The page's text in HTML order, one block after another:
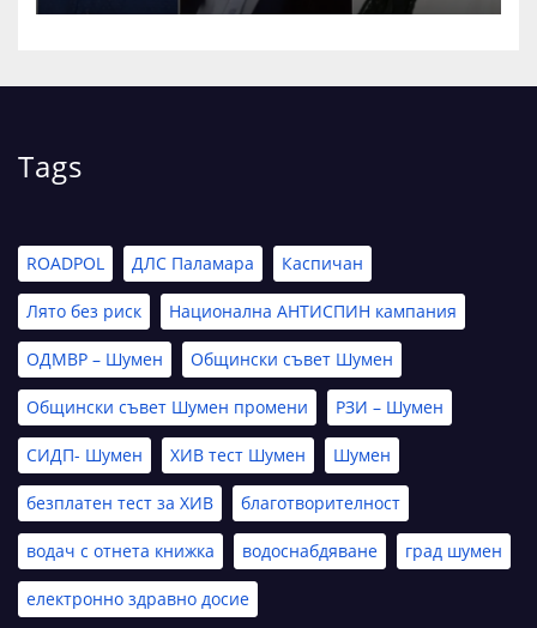
Tags
ROADPOL ДЛС Паламара Каспичан
Лято без риск Национална АНТИСПИН кампания
ОДМВР – Шумен Общински съвет Шумен
Общински съвет Шумен промени РЗИ – Шумен
СИДП- Шумен ХИВ тест Шумен Шумен
безплатен тест за ХИВ благотворителност
водач с отнета книжка водоснабдяване град шумен
електронно здравно досие